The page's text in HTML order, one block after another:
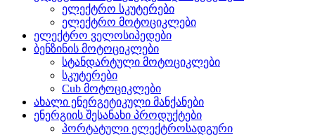
ელექტრო სკუტერები
ელექტრო მოტოციკლები
ელექტრო ველოსიპედები
ბენზინის მოტოციკლები
სტანდარტული მოტოციკლები
სკუტერები
Cub მოტოციკლები
ახალი ენერგეტიკული მანქანები
ენერგიის შესანახი პროდუქტები
პორტატული ელექტროსადგური